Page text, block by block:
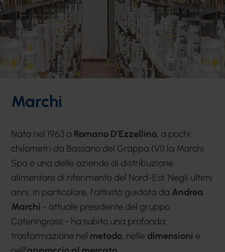
Marchi
Nata nel 1963 a Romano D’Ezzellino, a pochi
chilometri da Bassano del Grappa (VI) la Marchi
Spa è una delle aziende di distribuzione
alimentare di riferimento del Nord-Est. Negli ultimi
anni, in particolare, l’attività guidata da Andrea
Marchi - attuale presidente del gruppo
Cateringross - ha subito una profonda
trasformazione nel metodo, nelle dimensioni e